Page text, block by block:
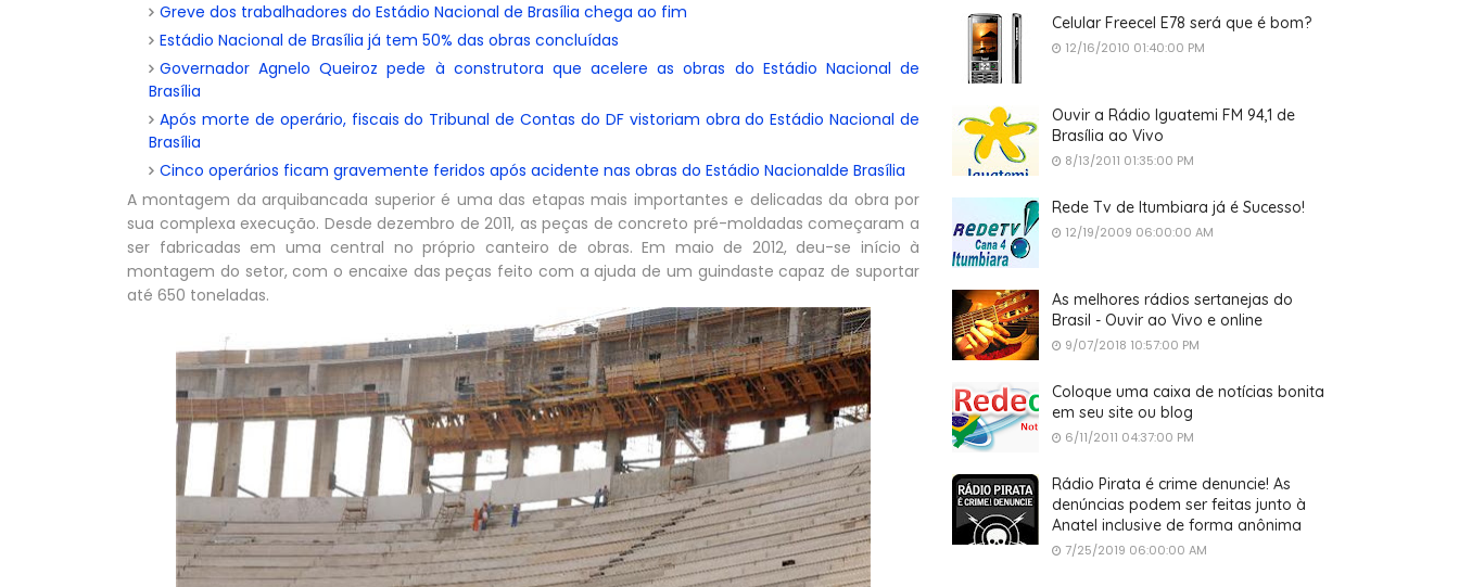
Greve dos trabalhadores do Estádio Nacional de Brasília chega ao fim
Estádio Nacional de Brasília já tem 50% das obras concluídas
Governador Agnelo Queiroz pede à construtora que acelere as obras do Estádio Nacional de
Brasília
Após morte de operário, fiscais do Tribunal de Contas do DF vistoriam obra do Estádio Nacional de
Brasília
Cinco operários ficam gravemente feridos após acidente nas obras do Estádio Nacionalde Brasília
A montagem da arquibancada superior é uma das etapas mais importantes e delicadas da obra por
sua complexa execução. Desde dezembro de 2011, as peças de concreto pré-moldadas começaram a
ser fabricadas em uma central no próprio canteiro de obras. Em maio de 2012, deu-se início à
montagem do setor, com o encaixe das peças feito com a ajuda de um guindaste capaz de suportar
até 650 toneladas.
Celular Freecel E78 será que é bom?
12/16/2010 01:40:00 PM
Ouvir a Rádio Iguatemi FM 94,1 de
Brasília ao Vivo
8/13/2011 01:35:00 PM
Rede Tv de Itumbiara já é Sucesso!
12/19/2009 06:00:00 AM
As melhores rádios sertanejas do
Brasil - Ouvir ao Vivo e online
9/07/2018 10:57:00 PM
Coloque uma caixa de notícias bonita
em seu site ou blog
6/11/2011 04:37:00 PM
Rádio Pirata é crime denuncie! As
denúncias podem ser feitas junto à
Anatel inclusive de forma anônima
7/25/2019 06:00:00 AM